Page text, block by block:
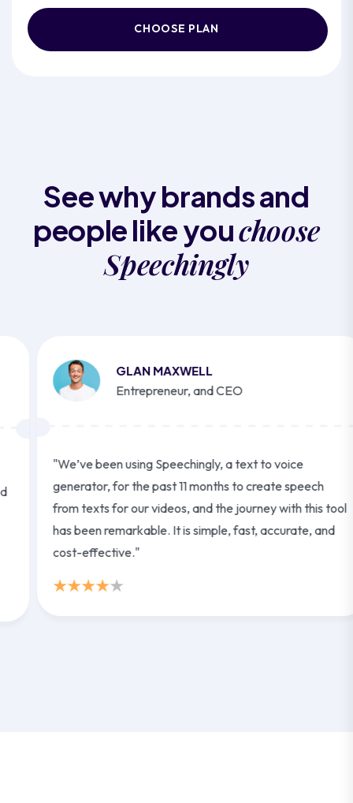
CHOOSE PLAN
See why brands and
people like youchoose
Speechingly
GLAN MAXWELL
Entrepreneur, and CEO
"We’ve been using Speechingly, a text to voice
generator, for the past 11 months to create speech
from texts for our videos, and the journey with this tool
has been remarkable. It is simple, fast, accurate, and
cost-effective."